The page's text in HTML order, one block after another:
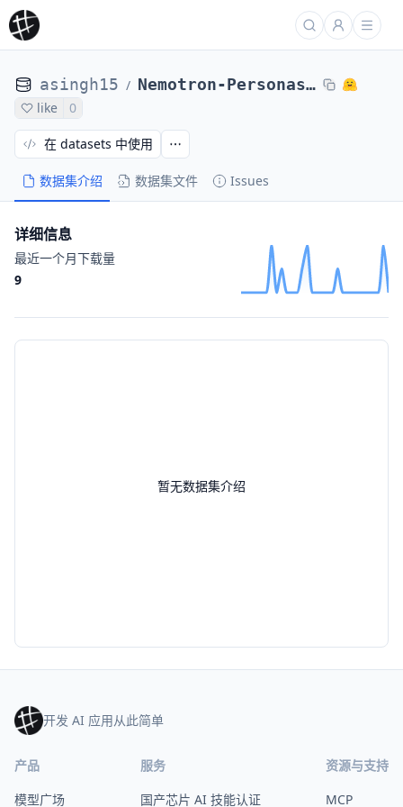
asingh15 / Nemotron-Personas-USA-synthetic-records-10files
like 0
数据集介绍 数据集文件 Issues
在 datasets 中使用
暂无数据集介绍
详细信息
最近一个月下载量
9
开发 AI 应用从此简单
产品
模型广场
服务
国产芯片 AI 技能认证
资源与支持
MCP